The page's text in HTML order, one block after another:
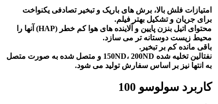
امتیازات فلش بالا، برش های باریک و تبخیر تصادفی یکنواخت
برای جریان و تشکیل بهتر فیلم.
محتوای اتیل بنزن پایین و آلاینده های هوا کم خطر (HAP) آنها را
محیط زیست دوستانه تر می سازد.
باقی مانده کم بر تبخیر.
نفتالین تخلیه شده 150ND، 200ND و متصل شده به صورت متصل
به انتها نیز بر اساس سفارش تولید می شود.
کاربرد سولوسو 100